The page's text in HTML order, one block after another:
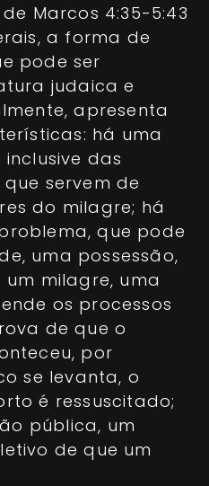
Marcos 4:35-5:43
a forma de
pode ser
judaica e
apresenta
há uma
das
servem de
do milagre; há
que pode
uma possessão,
milagre, uma
os processos
de que o
por
se levanta, o
é ressuscitado;
pública, um
de que um